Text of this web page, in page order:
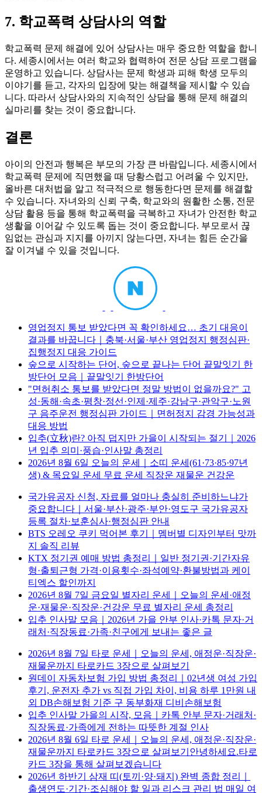
7. 학교폭력 상담사의 역할
학교폭력 문제 해결에 있어 상담사는 매우 중요한 역할을 합니
다. 세종시에서는 여러 학교와 협력하여 전문 상담 프로그램을
운영하고 있습니다. 상담사는 문제 학생과 피해 학생 모두의
이야기를 듣고, 각자의 입장에 맞는 해결책을 제시할 수 있습
니다. 따라서 상담사와의 지속적인 상담을 통해 문제 해결의
실마리를 찾는 것이 중요합니다.
결론
아이의 안전과 행복은 부모의 가장 큰 바람입니다. 세종시에서
학교폭력 문제에 직면했을 때 당황스럽고 어려울 수 있지만,
올바른 대처법을 알고 적극적으로 행동한다면 문제를 해결할
수 있습니다. 자녀와의 신뢰 구축, 학교와의 원활한 소통, 전문
상담 활용 등을 통해 학교폭력을 극복하고 자녀가 안전한 학교
생활을 이어갈 수 있도록 돕는 것이 중요합니다. 부모로서 끊
임없는 관심과 지지를 아끼지 않는다면, 자녀는 힘든 순간을
잘 이겨낼 수 있을 것입니다.
영업정지 통보 받았다면 꼭 확인하세요… 초기 대응이
결과를 바꿉니다｜충북·서울·부산 영업정지 행정심판·
집행정지 대응 가이드
숲으로 시작하는 단어, 숲으로 끝나는 단어 끝말잇기 한
방단어 모음｜끝말잇기 한방단어
"면허취소 통보를 받았다면 정말 방법이 없을까요?" 고
성·동해·속초·평창·정선·인제·제주·강남구·관악구·노원
구 음주운전 행정심판 가이드｜면허정지 감경 가능성과
대응 방법
입추(立秋)란? 아직 덥지만 가을이 시작되는 절기｜2026
년 입추 의미·풍습·인사말 총정리
2026년 8월 6일 오늘의 운세｜소띠 운세(61·73·85·97년
생) & 목요일 운세 무료 운세 직장운 재물운 건강운
국가유공자 신청, 자료를 얼마나 충실히 준비하느냐가
중요합니다｜서울·부산·광주·부안·영도구 국가유공자
등록 절차·보훈심사·행정심판 안내
BTS 오레오 쿠키 먹어본 후기｜멤버별 디자인부터 맛까
지 솔직 리뷰
KTX 정기권 예매 방법 총정리｜일반 정기권·기간자유
형·출퇴근형 가격·이용횟수·좌석예약·환불방법과 케이
티엑스 할인까지
2026년 8월 7일 금요일 별자리 운세｜오늘의 운세·애정
운·재물운·직장운·건강운 무료 별자리 운세 총정리
입추 인사말 모음｜2026년 가을 안부 인사·카톡 문자·거
래처·직장동료·가족·친구에게 보내는 좋은 글
2026년 8월 7일 타로 운세｜오늘의 운세, 애정운·직장운·
재물운까지 타로카드 3장으로 살펴보기
원데이 자동차보험 가입 방법 총정리｜02년생 여성 가입
후기, 운전자 추가 vs 직접 가입 차이, 비용 하루 1만원 내
외 DB손해보험 기준 구 동부화재 디비손해보험
입추 인사말 가을의 시작, 모음｜카톡 안부 문자·거래처·
직장동료·가족에게 전하는 따뜻한 계절 인사
2026년 8월 6일 타로 운세｜오늘의 운세, 애정운·직장운·
재물운까지 타로카드 3장으로 살펴보기안녕하세요.타로
카드 3장을 통해 살펴보겠습니다
2026년 하반기 삼재 띠(토끼·양·돼지) 완벽 종합 정리｜
출생연도·기간·조심해야 할 일과 리스크 관리 법 매일 여